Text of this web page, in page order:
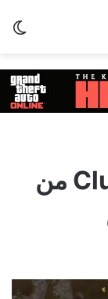
السيارات الجديدة Clutch من